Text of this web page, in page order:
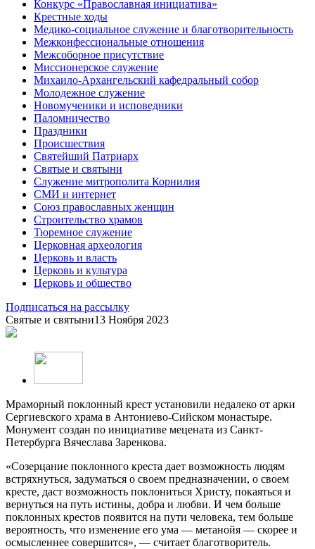
Конкурс «Православная инициатива»
Крестные ходы
Медико-социальное служение и благотворительность
Межконфессиональные отношения
Межсоборное присутствие
Миссионерское служение
Михаило-Архангельский кафедральный собор
Молодежное служение
Новомученики и исповедники
Паломничество
Праздники
Происшествия
Святейший Патриарх
Святые и святыни
Служение митрополита Корнилия
СМИ и интернет
Союз православных женщин
Строительство храмов
Тюремное служение
Церковная археология
Церковь и власть
Церковь и культура
Церковь и общество
Подписаться на рассылку
Святые и святыни13 Ноября 2023
Мраморный поклонный крест установили недалеко от арки
Сергиевского храма в Антониево-Сийском монастыре.
Монумент создан по инициативе мецената из Санкт-
Петербурга Вячеслава Заренкова.
«Созерцание поклонного креста дает возможность людям
встряхнуться, задуматься о своем предназначении, о своем
кресте, даст возможность поклониться Христу, покаяться и
вернуться на путь истины, добра и любви. И чем больше
поклонных крестов появится на пути человека, тем больше
вероятность, что изменение его ума — метанойя — скорее и
осмысленнее совершится», — считает благотворитель.